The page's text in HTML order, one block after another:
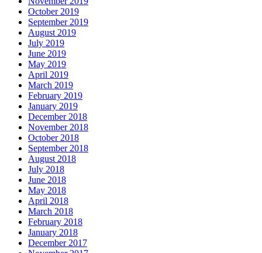
October 2019
September 2019
August 2019
July 2019
June 2019
May 2019
April 2019
March 2019
February 2019
January 2019
December 2018
November 2018
October 2018
September 2018
August 2018
July 2018
June 2018
May 2018
April 2018
March 2018
February 2018
January 2018
December 2017